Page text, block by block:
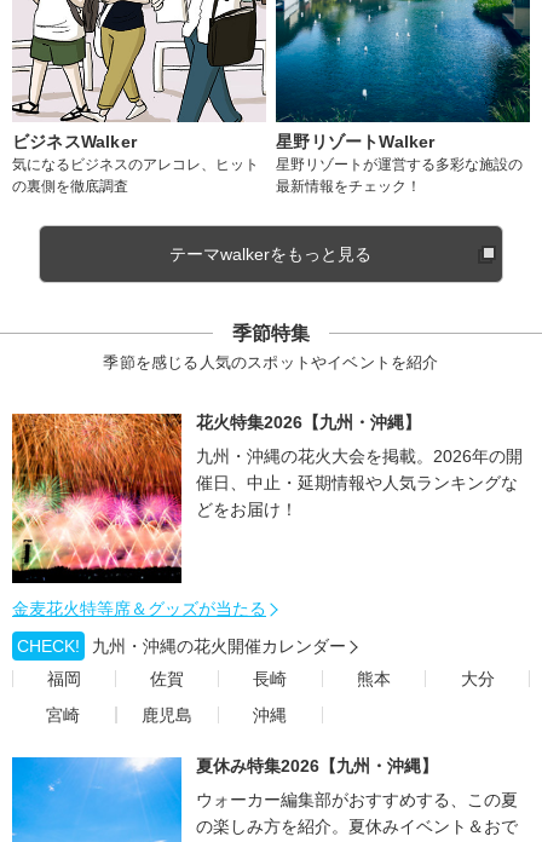
ビジネスWalker
気になるビジネスのアレコレ、ヒット
の裏側を徹底調査
星野リゾートWalker
星野リゾートが運営する多彩な施設の
最新情報をチェック！
テーマwalkerをもっと見る
季節特集
季節を感じる人気のスポットやイベントを紹介
花火特集2026【九州・沖縄】
九州・沖縄の花火大会を掲載。2026年の開
催日、中止・延期情報や人気ランキングな
どをお届け！
金麦花火特等席＆グッズが当たる
CHECK!
九州・沖縄の花火開催カレンダー
福岡
佐賀 長崎 熊本
大分
宮崎
鹿児島 沖縄
夏休み特集2026【九州・沖縄】
ウォーカー編集部がおすすめする、この夏
の楽しみ方を紹介。夏休みイベント＆おで